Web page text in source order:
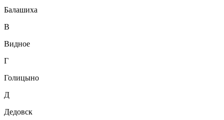
Балашиха
В
Видное
Г
Голицыно
Д
Дедовск